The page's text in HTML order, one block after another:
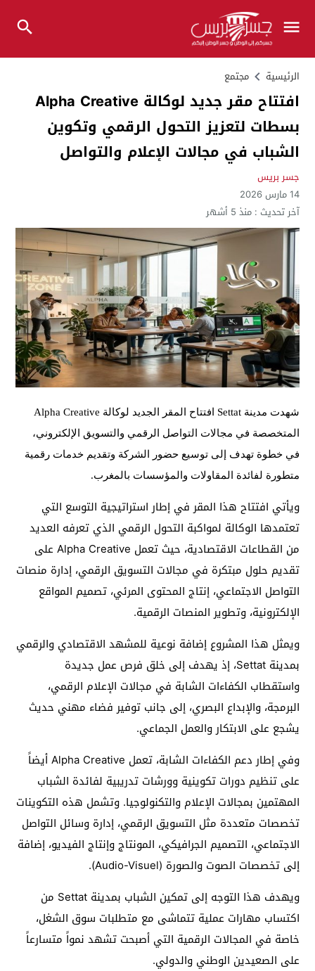
الرئيسية مجتمع
افتتاح مقر جديد لوكالة Alpha Creative
بسطات لتعزيز التحول الرقمي وتكوين
الشباب في مجالات الإعلام والتواصل
جسر بريس
14 مارس 2026
آخر تحديث :منذ 5 أشهر
شهدت مدينة Settat افتتاح المقر الجديد لوكالة Alpha Creative
المتخصصة في مجالات التواصل الرقمي والتسويق الإلكتروني،
في خطوة تهدف إلى توسيع حضور الشركة وتقديم خدمات رقمية
متطورة لفائدة المقاولات والمؤسسات بالمغرب.
ويأتي افتتاح هذا المقر في إطار استراتيجية التوسع التي
تعتمدها الوكالة لمواكبة التحول الرقمي الذي تعرفه العديد
من القطاعات الاقتصادية، حيث تعمل Alpha Creative على
تقديم حلول مبتكرة في مجالات التسويق الرقمي، إدارة منصات
التواصل الاجتماعي، إنتاج المحتوى المرئي، تصميم المواقع
الإلكترونية، وتطوير المنصات الرقمية.
ويمثل هذا المشروع إضافة نوعية للمشهد الاقتصادي والرقمي
بمدينة Settat، إذ يهدف إلى خلق فرص عمل جديدة
واستقطاب الكفاءات الشابة في مجالات الإعلام الرقمي،
البرمجة، والإبداع البصري، إلى جانب توفير فضاء مهني حديث
يشجع على الابتكار والعمل الجماعي.
وفي إطار دعم الكفاءات الشابة، تعمل Alpha Creative أيضاً
على تنظيم دورات تكوينية وورشات تدريبية لفائدة الشباب
المهتمين بمجالات الإعلام والتكنولوجيا. وتشمل هذه التكوينات
تخصصات متعددة مثل التسويق الرقمي، إدارة وسائل التواصل
الاجتماعي، التصميم الجرافيكي، المونتاج وإنتاج الفيديو، إضافة
إلى تخصصات الصوت والصورة (Audio-Visuel).
ويهدف هذا التوجه إلى تمكين الشباب بمدينة Settat من
اكتساب مهارات عملية تتماشى مع متطلبات سوق الشغل،
خاصة في المجالات الرقمية التي أصبحت تشهد نمواً متسارعاً
على الصعيدين الوطني والدولي.